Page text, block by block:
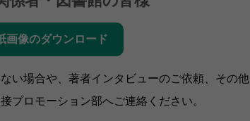
画像のダウンロード
い場合や、著者インタビューのご依頼、その他
プロモーション部へご連絡ください。